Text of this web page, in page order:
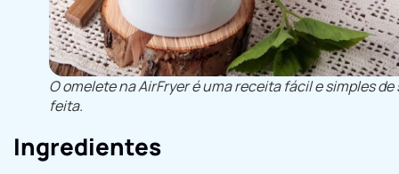
O omelete na AirFryer é uma receita fácil e simples de
feita.
Ingredientes